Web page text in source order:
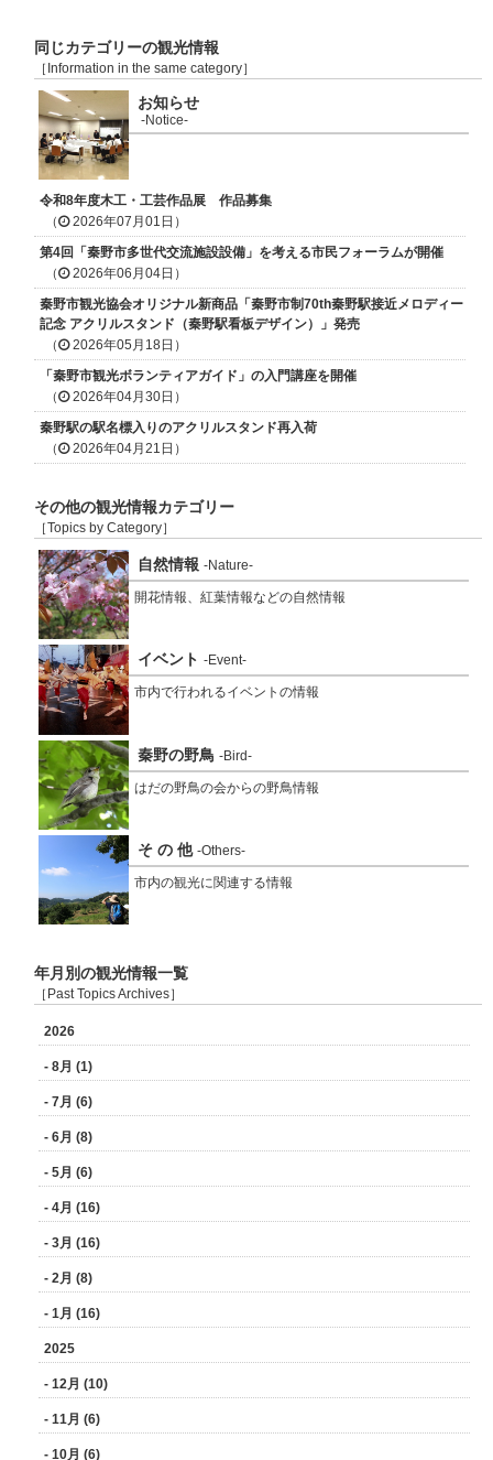
同じカテゴリーの観光情報
［Information in the same category］
お知らせ
-Notice-
令和8年度木工・工芸作品展 作品募集
（
2026年07月01日）
第4回「秦野市多世代交流施設設備」を考える市民フォーラムが開催
（
2026年06月04日）
秦野市観光協会オリジナル新商品「秦野市制70th秦野駅接近メロディー
記念 アクリルスタンド（秦野駅看板デザイン）」発売
（
2026年05月18日）
「秦野市観光ボランティアガイド」の入門講座を開催
（
2026年04月30日）
秦野駅の駅名標入りのアクリルスタンド再入荷
（
2026年04月21日）
その他の観光情報カテゴリー
［Topics by Category］
自然情報 -Nature-
開花情報、紅葉情報などの自然情報
イベント -Event-
市内で行われるイベントの情報
秦野の野鳥 -Bird-
はだの野鳥の会からの野鳥情報
そ の 他 -Others-
市内の観光に関連する情報
年月別の観光情報一覧
［Past Topics Archives］
2026
- 8月 (1)
- 7月 (6)
- 6月 (8)
- 5月 (6)
- 4月 (16)
- 3月 (16)
- 2月 (8)
- 1月 (16)
2025
- 12月 (10)
- 11月 (6)
- 10月 (6)